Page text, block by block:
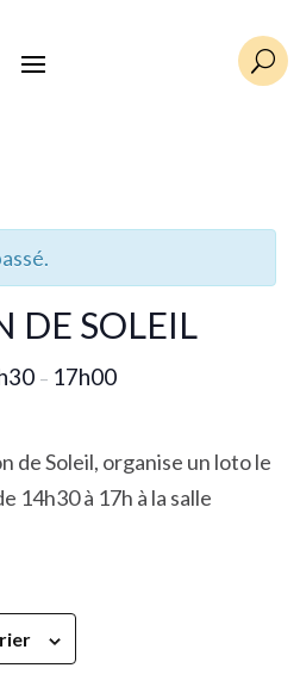
U
DE SOLEIL
– 17h00
de Soleil, organise un loto le
14h30 à 17h à la salle